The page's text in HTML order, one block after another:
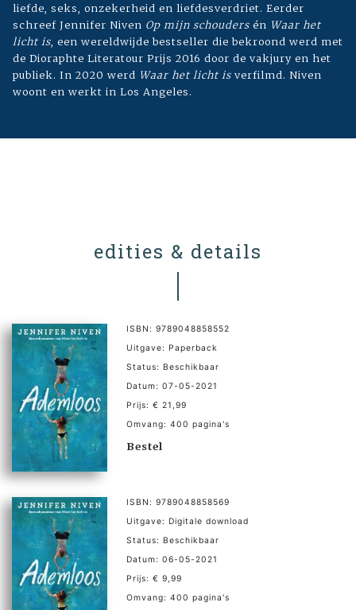
liefde, seks, onzekerheid en liefdesverdriet. Eerder
schreef Jennifer Niven Op mijn schouders én Waar het
licht is , een wereldwijde bestseller die bekroond werd met
de Dioraphte Literatour Prijs 2016 door de vakjury en het
publiek. In 2020 werd Waar het licht is verfilmd. Niven
woont en werkt in Los Angeles.
edities & details
ISBN: 9789048858552
Uitgave: Paperback
Status: Beschikbaar
Datum: 07-05-2021
Prijs: € 21,99
Omvang: 400 pagina's
Bestel
ISBN: 9789048858569
Uitgave: Digitale download
Status: Beschikbaar
Datum: 06-05-2021
Prijs: € 9,99
Omvang: 400 pagina's